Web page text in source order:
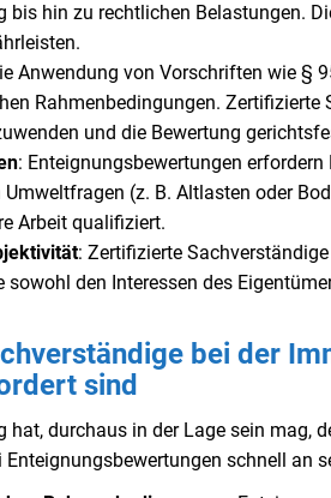
bis hin zu rechtlichen Belastungen.
Anwendung von Vorschriften wie §
Rahmenbedingungen.
und die Bewertung
: Enteignungsbewertungen
(z. B. Altlasten oder
Arbeit qualifiziert.
: Zertifizierte
sowohl den Interessen des
bei der
sind
hat, durchaus in der Lage sein mag,
schnell an